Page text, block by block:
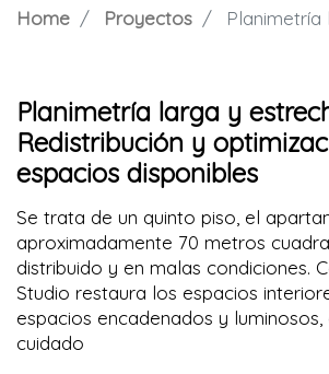
Home Proyectos Planimetría larga y estrecha.
Planimetría larga y
Redistribución y
espacios disponibles
Se trata de un quinto piso, el
aproximadamente 70 metros
distribuido y en malas condiciones.
Studio restaura los espacios
espacios encadenados y luminosos,
cuidado